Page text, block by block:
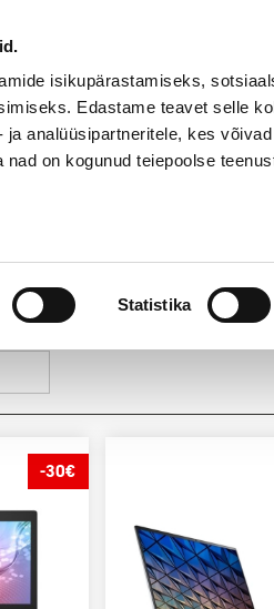
isikupärastamiseks,
Edastame teavet selle
analüüsipartneritele, kes
on kogunud teiepoolse
Statistika
-30€